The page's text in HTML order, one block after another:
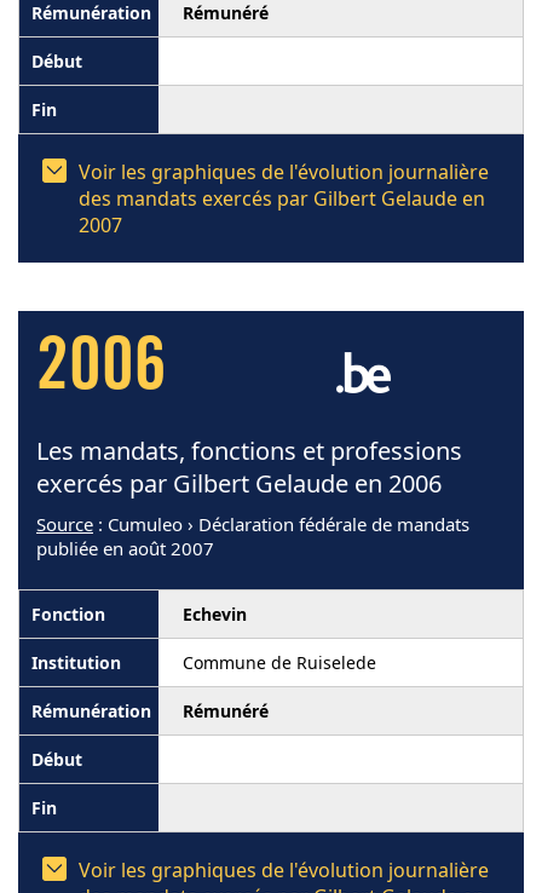
Rémunéré
Voir les graphiques de l'évolution journalière
des mandats exercés par Gilbert Gelaude en
2007
2006
Les mandats, fonctions et professions
exercés par Gilbert Gelaude en 2006
Source : Cumuleo › Déclaration fédérale de mandats
publiée en août 2007
Echevin
Commune de Ruiselede
Rémunéré
Voir les graphiques de l'évolution journalière